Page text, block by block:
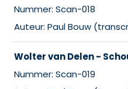
Nummer: Scan-018
Auteur: Paul Bouw
Wolter van Delen -
Nummer: Scan-019